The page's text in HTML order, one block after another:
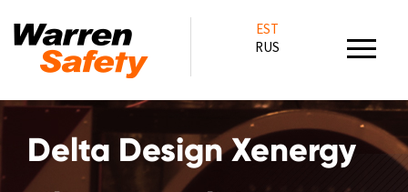
EST
RUS
Delta Design Xenergy